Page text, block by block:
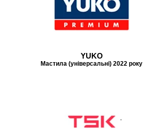
YUKO
Мастила (універсальні) 2022 року